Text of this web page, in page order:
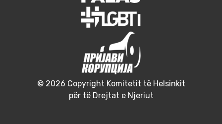
© 2026 Copyright Komitetit të Helsinkit
për të Drejtat e Njeriut